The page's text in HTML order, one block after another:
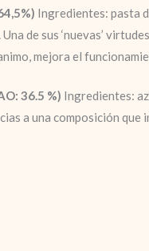
Ingredientes: pasta
de sus ‘nuevas’
mejora el
36.5 %) Ingredientes:
a una composición